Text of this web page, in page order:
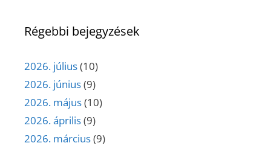
Régebbi bejegyzések
2026. július(10)
2026. június(9)
2026. május(10)
2026. április(9)
2026. március(9)